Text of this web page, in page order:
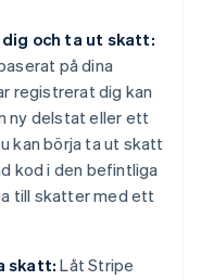
och ta ut skatt:
på dina
registrerat dig kan
ny delstat eller ett
kan börja ta ut skatt
kod i den befintliga
till skatter med ett
skatt:Låt Stripe